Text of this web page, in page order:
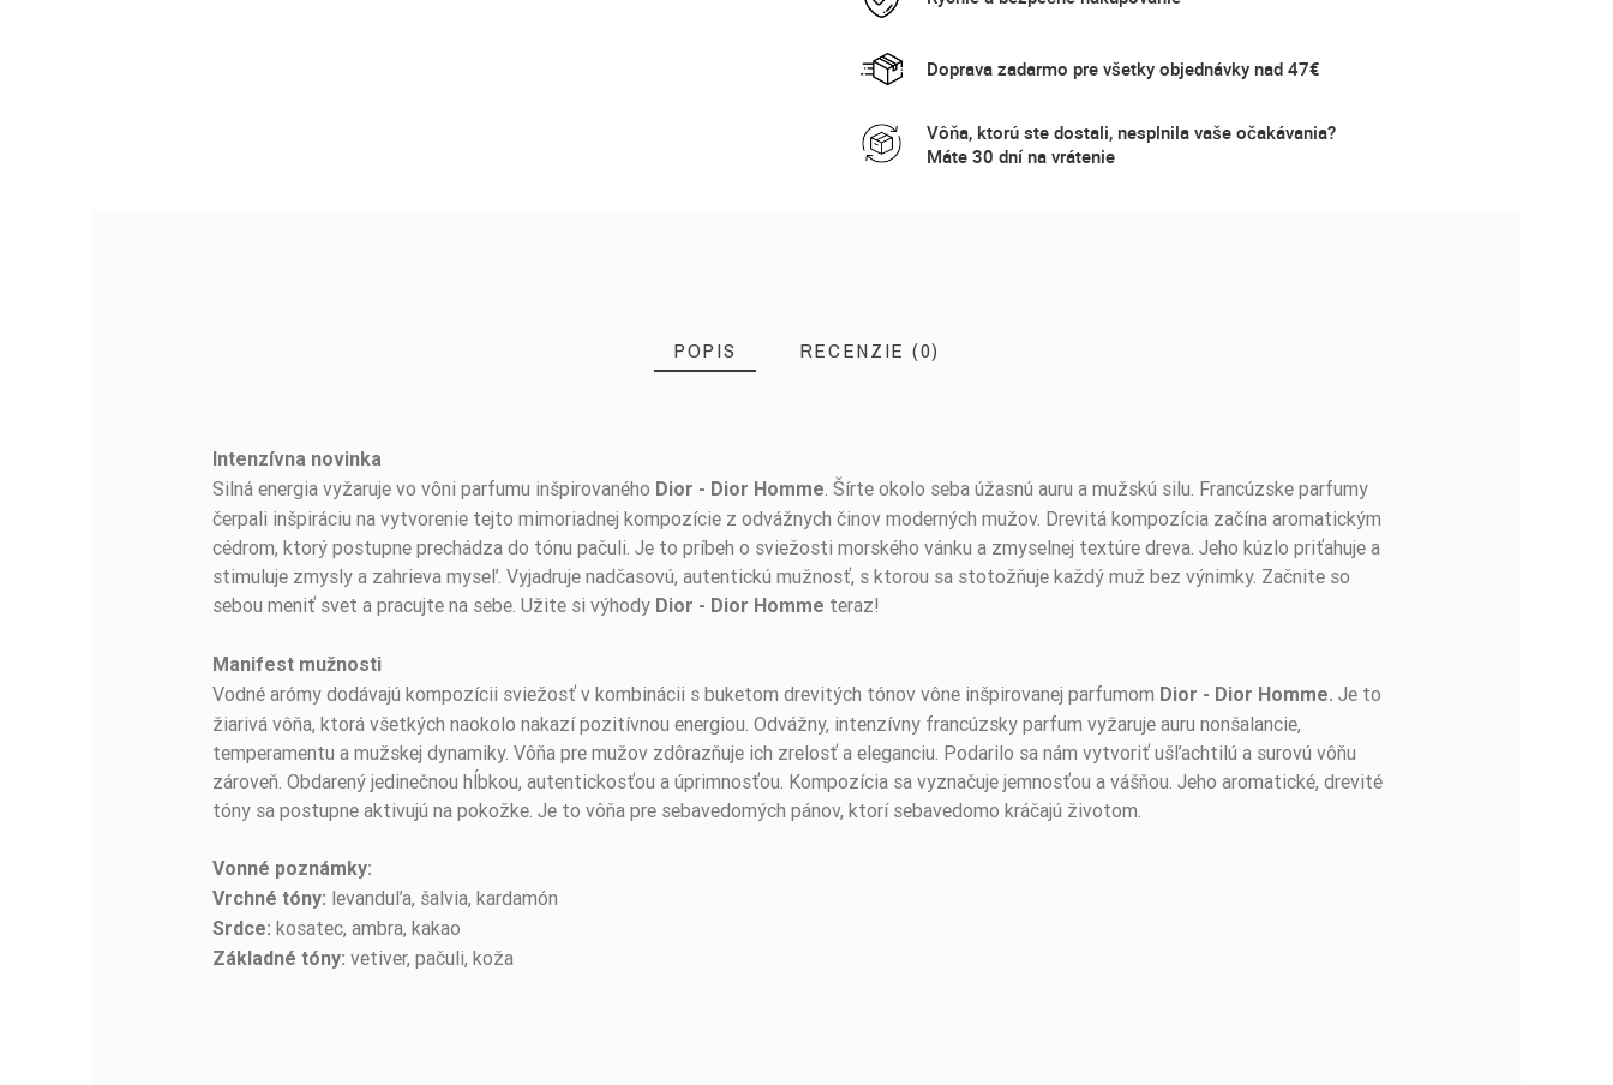
Doprava zadarmo pre všetky objednávky nad 47€
Vôňa, ktorú ste dostali, nesplnila vaše očakávania?
Máte 30 dní na vrátenie
POPIS RECENZIE (0)
Intenzívna novinka
Silná energia vyžaruje vo vôni parfumu inšpirovaného Dior - Dior Homme . Šírte okolo seba úžasnú auru a mužskú silu. Francúzske parfumy
čerpali inšpiráciu na vytvorenie tejto mimoriadnej kompozície z odvážnych činov moderných mužov. Drevitá kompozícia začína aromatickým
cédrom, ktorý postupne prechádza do tónu pačuli. Je to príbeh o sviežosti morského vánku a zmyselnej textúre dreva. Jeho kúzlo priťahuje a
stimuluje zmysly a zahrieva myseľ. Vyjadruje nadčasovú, autentickú mužnosť, s ktorou sa stotožňuje každý muž bez výnimky. Začnite so
sebou meniť svet a pracujte na sebe. Užite si výhody Dior - Dior Homme teraz!
Manifest mužnosti
Vodné arómy dodávajú kompozícii sviežosť v kombinácii s buketom drevitých tónov vône inšpirovanej parfumom Dior - Dior Homme. Je to
žiarivá vôňa, ktorá všetkých naokolo nakazí pozitívnou energiou. Odvážny, intenzívny francúzsky parfum vyžaruje auru nonšalancie,
temperamentu a mužskej dynamiky. Vôňa pre mužov zdôrazňuje ich zrelosť a eleganciu. Podarilo sa nám vytvoriť ušľachtilú a surovú vôňu
zároveň. Obdarený jedinečnou hĺbkou, autentickosťou a úprimnosťou. Kompozícia sa vyznačuje jemnosťou a vášňou. Jeho aromatické, drevité
tóny sa postupne aktivujú na pokožke. Je to vôňa pre sebavedomých pánov, ktorí sebavedomo kráčajú životom.
Vonné poznámky:
Vrchné tóny: levanduľa, šalvia, kardamón
Srdce:kosatec, ambra, kakao
Základné tóny: vetiver, pačuli, koža
BUĎTE PRVÝ, KTO NAPÍŠE RECENZIU!